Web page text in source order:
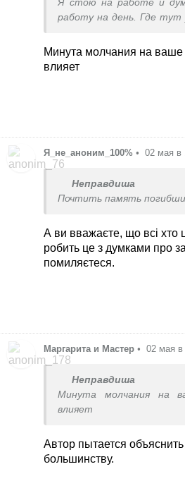
Я стою на работе и
работу на день. Где тут
Минута молчания на
влияет
Я_не_аноним_100% • 02 мая в
Неправдиша
Почтить память
А ви вважаєте, що всі хто
робить це з думками про
помиляєтеся.
Маргарита и Мастер • 02 мая в
Неправдиша
Минута молчания на
влияет
Автор пытается
большинству.